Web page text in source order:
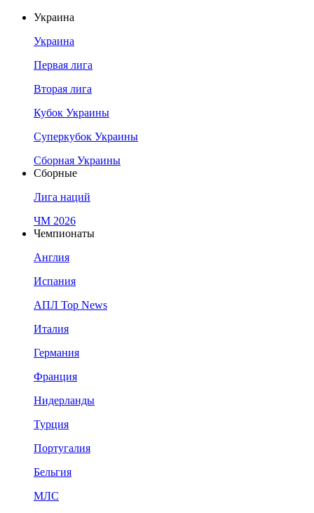
Украина
Украина
Первая лига
Вторая лига
Кубок Украины
Суперкубок Украины
Сборная Украины
Сборные
Лига наций
ЧМ 2026
Чемпионаты
Англия
Испания
АПЛ Top News
Италия
Германия
Франция
Нидерланды
Турция
Португалия
Бельгия
МЛС